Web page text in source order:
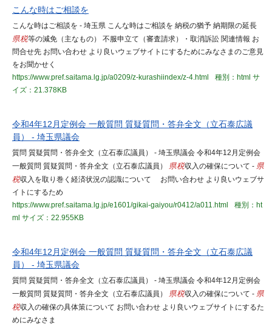
こんな時はご相談を
こんな時はご相談を - 埼玉県 こんな時はご相談を 納税の猶予 納期限の延長
県税等の減免（主なもの） 不服申立て（審査請求）・取消訴訟 関連情報 お
問合せ先 お問い合わせ より良いウェブサイトにするためにみなさまのご意見
をお聞かせく
https://www.pref.saitama.lg.jp/a0209/z-kurashiindex/z-4.html
種別：html サ
イズ：21.378KB
令和4年12月定例会 一般質問 質疑質問・答弁全文（立石泰広議
員） - 埼玉県議会
質問 質疑質問・答弁全文（立石泰広議員） - 埼玉県議会 令和4年12月定例会
一般質問 質疑質問・答弁全文（立石泰広議員） 県税収入の確保について - 県
税収入を取り巻く経済状況の認識について お問い合わせ より良いウェブサ
イトにするため
https://www.pref.saitama.lg.jp/e1601/gikai-gaiyou/r0412/a011.html
種別：ht
ml サイズ：22.955KB
令和4年12月定例会 一般質問 質疑質問・答弁全文（立石泰広議
員） - 埼玉県議会
質問 質疑質問・答弁全文（立石泰広議員） - 埼玉県議会 令和4年12月定例会
一般質問 質疑質問・答弁全文（立石泰広議員） 県税収入の確保について - 県
税収入の確保の具体策について お問い合わせ より良いウェブサイトにするた
めにみなさま